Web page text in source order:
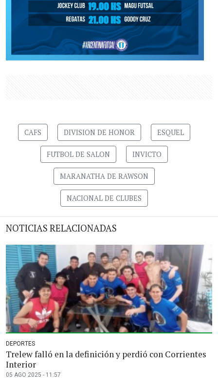
CAFS DIVISION DE HONOR ESQUEL
FUTBOL DE SALON INVICTO
MARANATHA DE RAWSON
NACIONAL DE CLUBES
NOTICIAS RELACIONADAS
DEPORTES
Trelew falló en la definición y perdió con Corrientes
Interior
05 AGO 2025 - 11:57